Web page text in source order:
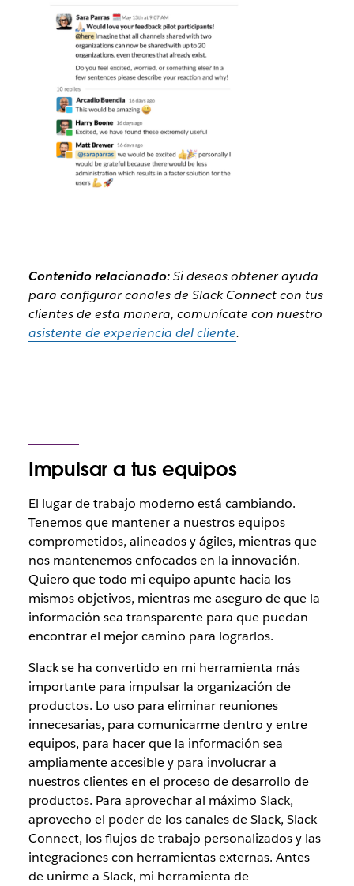
Contenido relacionado:Si deseas obtener ayuda
para configurar canales de Slack Connect con tus
clientes de esta manera, comunícate con nuestro
asistente de experiencia del cliente.​
Impulsar a tus equipos
El lugar de trabajo moderno está cambiando.
Tenemos que mantener a nuestros equipos
comprometidos, alineados y ágiles, mientras que
nos mantenemos enfocados en la innovación.
Quiero que todo mi equipo apunte hacia los
mismos objetivos, mientras me aseguro de que la
información sea transparente para que puedan
encontrar el mejor camino para lograrlos.
Slack se ha convertido en mi herramienta más
importante para impulsar la organización de
productos. Lo uso para eliminar reuniones
innecesarias, para comunicarme dentro y entre
equipos, para hacer que la información sea
ampliamente accesible y para involucrar a
nuestros clientes en el proceso de desarrollo de
productos. Para aprovechar al máximo Slack,
aprovecho el poder de los canales de Slack, Slack
Connect, los flujos de trabajo personalizados y las
integraciones con herramientas externas. Antes
de unirme a Slack, mi herramienta de